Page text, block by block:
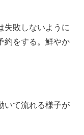
失敗しないように
約をする。鮮やか
いて流れる様子が